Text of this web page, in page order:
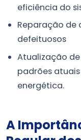
eficiência do
Reparação de
defeituosos
Atualização
padrões
energética.
A